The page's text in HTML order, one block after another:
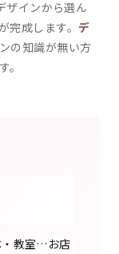
ザインから選ん
完成します。 デ
の知識が無い方
・教室…お店